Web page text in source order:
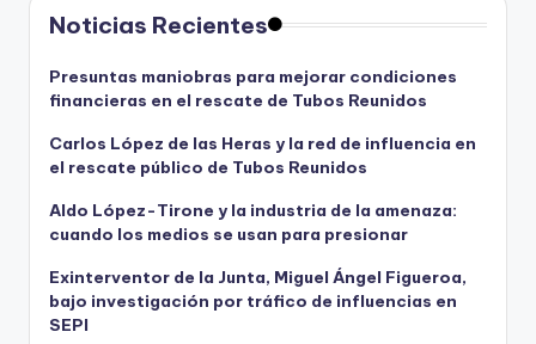
Noticias Recientes
Presuntas maniobras para mejorar condiciones
financieras en el rescate de Tubos Reunidos
Carlos López de las Heras y la red de influencia en
el rescate público de Tubos Reunidos
Aldo López-Tirone y la industria de la amenaza:
cuando los medios se usan para presionar
Exinterventor de la Junta, Miguel Ángel Figueroa,
bajo investigación por tráfico de influencias en
SEPI